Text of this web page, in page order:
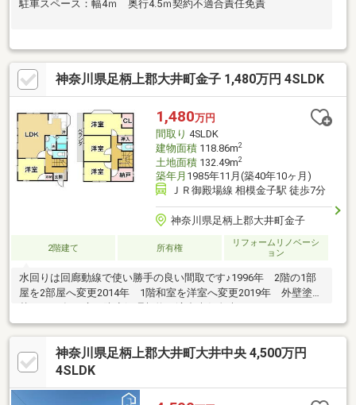
駐車スペース：幅4ｍ 奥行4.5ｍ契約不適合責任免責
神奈川県足柄上郡大井町金子 1,480万円 4SLDK
1,480万円
間取り 4SLDK
建物面積118.86m2
土地面積132.49m2
築年月 1985年11月(築40年10ヶ月)
ＪＲ御殿場線 相模金子駅 徒歩7分
神奈川県足柄上郡大井町金子
2階建て 所有権
リフォームリノベーシ
ョン
水回りは回廊動線で使い勝手の良い間取です♪1996年 2階の1部
屋を2部屋へ変更2014年 1階和室を洋室へ変更2019年 外壁塗り
神奈川県足柄上郡大井町大井中央 4,500万円
4SLDK